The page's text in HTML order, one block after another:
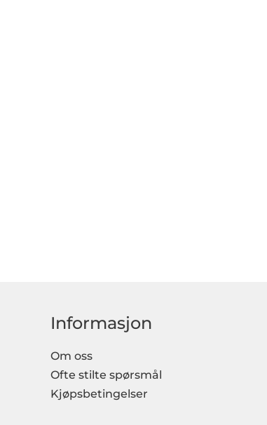
Informasjon
Om oss
Ofte stilte spørsmål
Kjøpsbetingelser